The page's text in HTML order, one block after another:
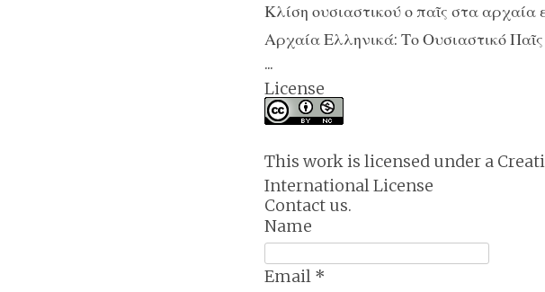
Κλίση ουσιαστικού ο παῖς στα αρχαία
Αρχαία Ελληνικά: Το Ουσιαστικό
...
License
This work is licensed under a
International License
Contact us.
Name
Email *